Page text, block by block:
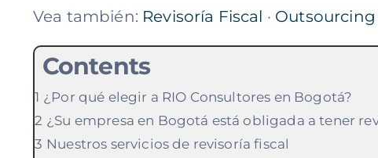
Vea también: Revisoría Fiscal ·
Contents
¿Por qué elegir a RIO Consultores en Bogotá?
¿Su empresa en Bogotá está obligada a tener
Nuestros servicios de revisoría fiscal